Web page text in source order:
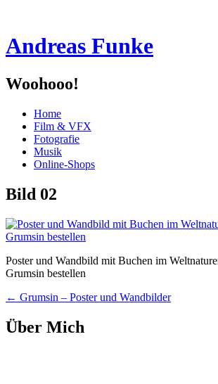
Andreas Funke
Woohooo!
Menü
Zum
Inhalt
springen
Home
Film & VFX
Fotografie
Musik
Online-Shops
Bild 02
Poster und Wandbild mit Buchen im
Grumsin bestellen
Beitragsnavigation
← Grumsin – Poster und Wandbilder
Über Mich